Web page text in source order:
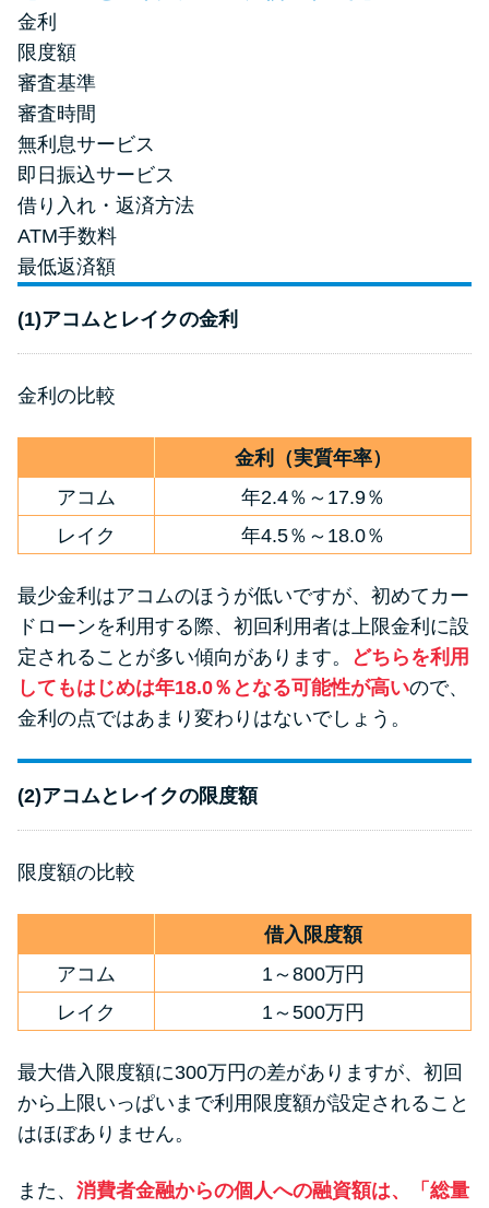
金利
限度額
審査基準
審査時間
無利息サービス
即日振込サービス
借り入れ・返済方法
ATM手数料
最低返済額
(1)アコムとレイクの金利
金利の比較
金利（実質年率）
アコム
年2.4％～17.9％
レイク
年4.5％～18.0％
最少金利はアコムのほうが低いですが、初めてカー
ドローンを利用する際、初回利用者は上限金利に設
定されることが多い傾向があります。
どちらを利用
してもはじめは年18.0％となる可能性が高いので、
金利の点ではあまり変わりはないでしょう。
(2)アコムとレイクの限度額
限度額の比較
借入限度額
アコム
1～800万円
レイク
1～500万円
最大借入限度額に300万円の差がありますが、初回
から上限いっぱいまで利用限度額が設定されること
はほぼありません。
また、 消費者金融からの個人への融資額は、「総量